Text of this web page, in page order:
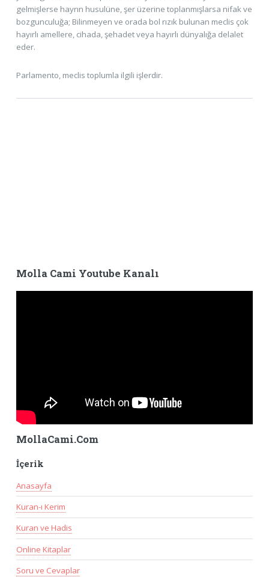
gelmişlerse hayrın husulüne, şer üzerine toplanmışlarsa nifak ve
bozgunculuğa; Bilinmeyen ve orada bol rızık bulunan meclis çok
hayırlı amellere, cihada, şehadet veya hayırlı dünyalığa delalet
eder.
Parlamento, meclis toplumla ilgili işlerdir.
Molla Cami Youtube Kanalı
MollaCami.Com
İçerik
Anasayfa
Kuran-ı Kerim
Kuran ve Hadis
Online Kitaplar
Soru ve Cevaplar